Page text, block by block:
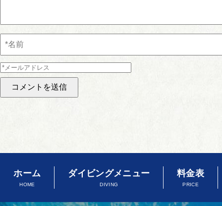
ホーム
HOME
ダイビングメニュー
DIVING
料金表
PRICE